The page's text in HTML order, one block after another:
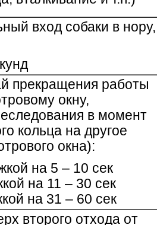
вход собаки в нору,
прекращения работы
окну,
в момент
кольца на другое
окна):
на 5 – 10 сек
на 11 – 30 сек
на 31 – 60 сек
второго отхода от